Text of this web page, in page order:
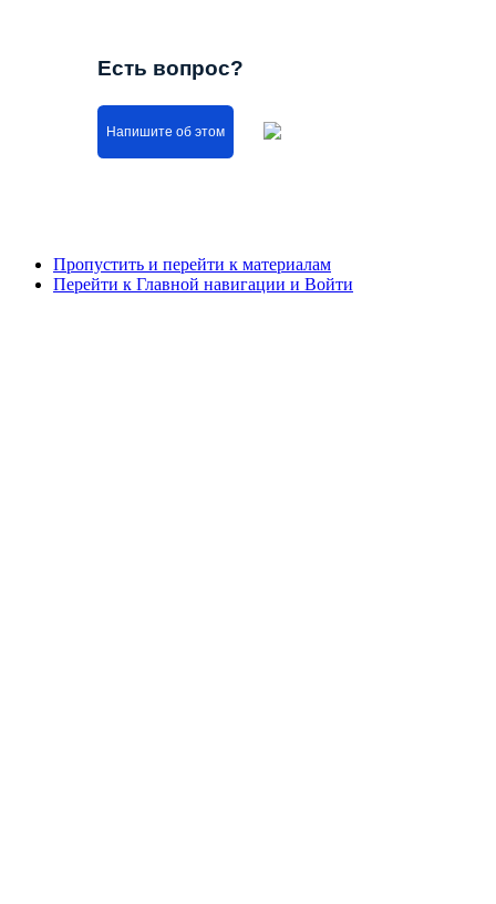
Есть вопрос?
Напишите об этом
Пропустить и перейти к материалам
Перейти к Главной навигации и Войти